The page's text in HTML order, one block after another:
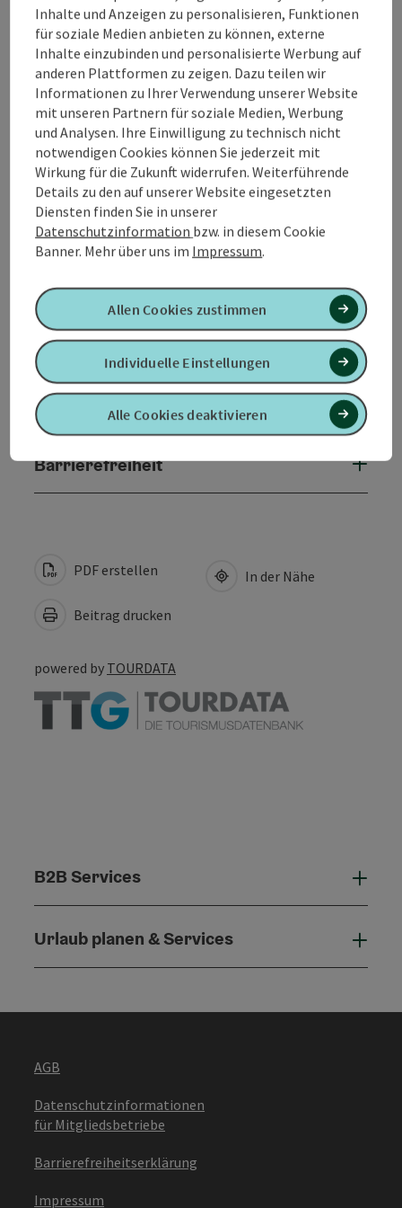
Beschreibung vollständig anzeigen
Kontakt
Öffnungszeiten
Küche
Preise
Anreise/Lage
Eignung
Barrierefreiheit
PDF erstellen
Beitrag drucken
In der Nähe
powered by TOURDATA
B2B Services
Urlaub planen & Services
AGB
Datenschutzinformationen
für Mitgliedsbetriebe
Barrierefreiheitserklärung
Impressum
Inhalte und Anzeigen zu personalisieren, Funktionen
für soziale Medien anbieten zu können, externe
Inhalte einzubinden und personalisierte Werbung auf
anderen Plattformen zu zeigen. Dazu teilen wir
Informationen zu Ihrer Verwendung unserer Website
mit unseren Partnern für soziale Medien, Werbung
und Analysen. Ihre Einwilligung zu technisch nicht
notwendigen Cookies können Sie jederzeit mit
Wirkung für die Zukunft widerrufen. Weiterführende
Details zu den auf unserer Website eingesetzten
Diensten finden Sie in unserer
Datenschutzinformation bzw. in diesem Cookie
Banner. Mehr über uns im Impressum.
Alle Cookies deaktivieren
Individuelle Einstellungen
Allen Cookies zustimmen